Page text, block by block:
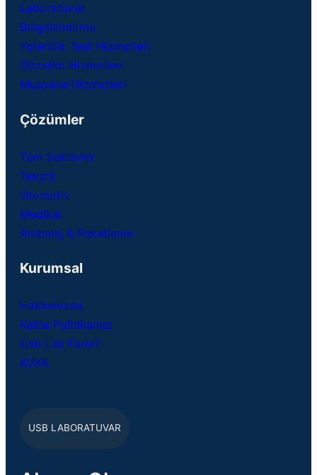
Laboratuvar
Belgelendirme
Yeterlilik Test Hizmetleri
Gözetim Hizmetleri
Muayene Hizmetleri
Çözümler
Tüm Sektörler
Tekstil
Otomotiv
Medikal
Ambalaj & Paketleme
Kurumsal
Hakkımızda
Kalite Politikamız
Usb Lab Farkı?
KVKK
USB LABORATUVAR